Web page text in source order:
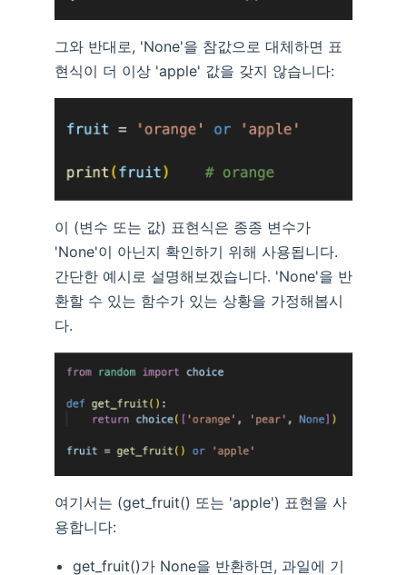
그와 반대로, 'None'을 참값으로 대체하면 표
현식이 더 이상 'apple' 값을 갖지 않습니다:
이 (변수 또는 값) 표현식은 종종 변수가
'None'이 아닌지 확인하기 위해 사용됩니다.
간단한 예시로 설명해보겠습니다. 'None'을 반
환할 수 있는 함수가 있는 상황을 가정해봅시
다.
여기서는 (get_fruit() 또는 'apple') 표현을 사
용합니다:
get_fruit()가 None을 반환하면, 과일에 기